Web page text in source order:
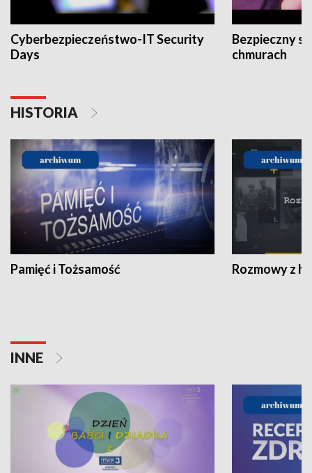
Cyberbezpieczeństwo-IT Security
Days
Bezpieczny
chmurach
HISTORIA
Pamięć i Tożsamość Rozmowy z
INNE